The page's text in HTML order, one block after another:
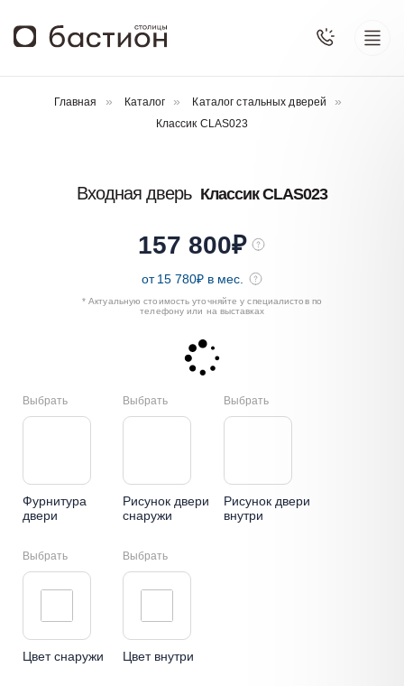
Главная Каталог
Каталог стальных дверей
Классик CLAS023
Входная дверь Классик CLAS023
157 800₽
от 15 780₽ в мес.
* Актуальную стоимость уточняйте у специалистов по
телефону или на выставках
Выбрать
Фурнитура
двери
Выбрать
Рисунок двери
снаружи
Выбрать
Рисунок двери
внутри
Выбрать
Цвет снаружи
Выбрать
Цвет внутри